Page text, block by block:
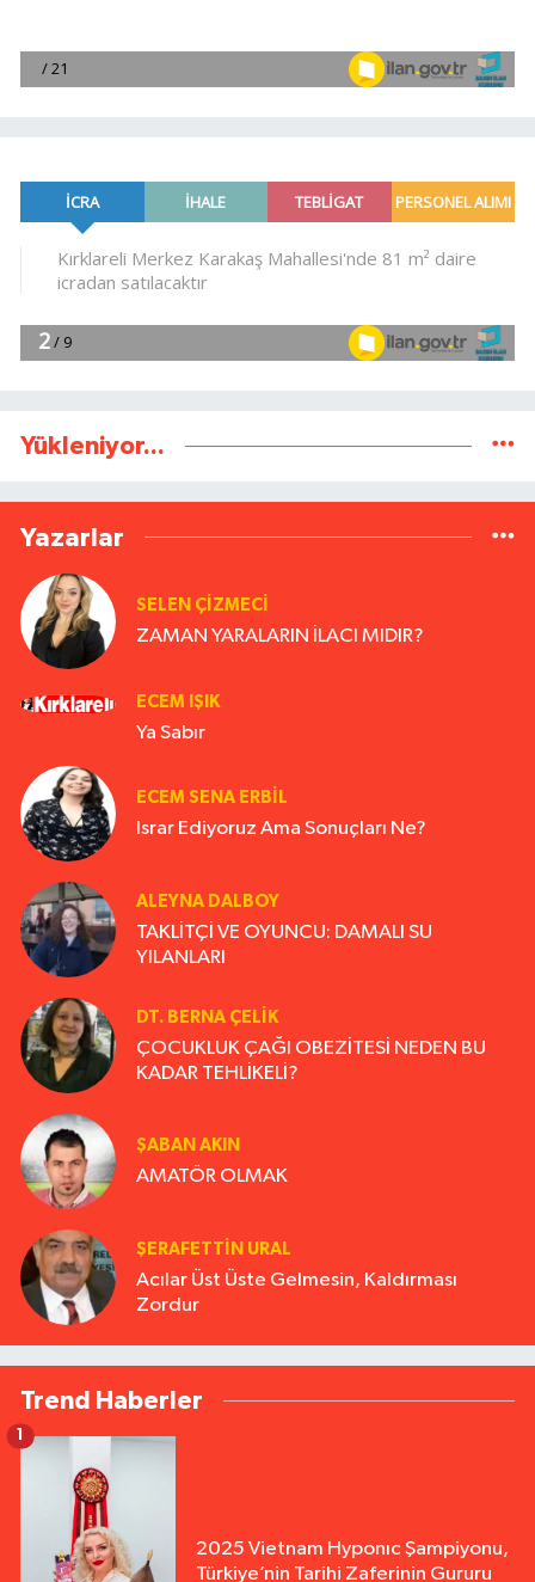
Yükleniyor...
Yazarlar
SELEN ÇİZMECİ
ZAMAN YARALARIN İLACI MIDIR?
ECEM IŞIK
Ya Sabır
ECEM SENA ERBIL
Israr Ediyoruz Ama Sonuçları Ne?
ALEYNA DALBOY
TAKLİTÇİ VE OYUNCU: DAMALI SU
YILANLARI
DT. BERNA ÇELIK
ÇOCUKLUK ÇAĞI OBEZİTESİ NEDEN BU
KADAR TEHLİKELİ?
ŞABAN AKIN
AMATÖR OLMAK
ŞERAFETTIN URAL
Acılar Üst Üste Gelmesin, Kaldırması
Zordur
Trend Haberler
2025 Vietnam Hyponıc Şampiyonu,
Türkiye’nin Tarihi Zaferinin Gururu
1